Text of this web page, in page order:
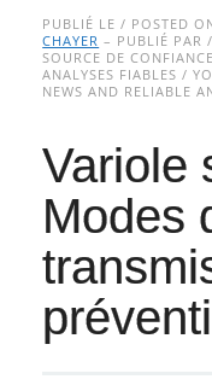
Main
to
content
PUBLIÉ LE / POSTED
CHAYER – PUBLIÉ PAR
SOURCE DE
ANALYSES FIABLES /
NEWS AND RELIABLE
Variole
Modes